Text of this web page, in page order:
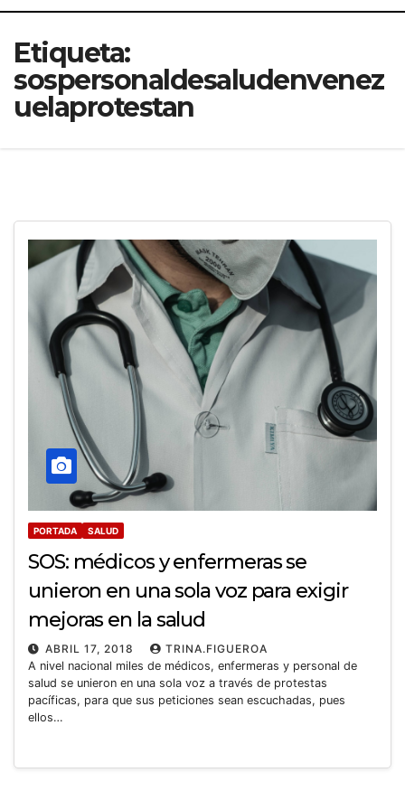
Etiqueta:
sospersonaldesaludenvenez
uelaprotestan
PORTADA SALUD
SOS: médicos y enfermeras se
unieron en una sola voz para exigir
mejoras en la salud
ABRIL 17, 2018
TRINA.FIGUEROA
A nivel nacional miles de médicos, enfermeras y personal de
salud se unieron en una sola voz a través de protestas
pacíficas, para que sus peticiones sean escuchadas, pues
ellos…